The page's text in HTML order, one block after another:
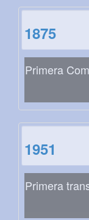
1875
Primera
1951
Primera